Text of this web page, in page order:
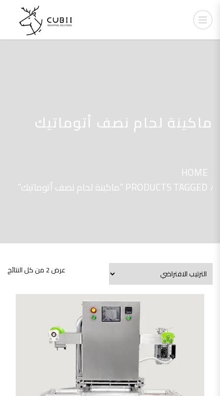
ماكينة لحام نصف أتوماتيك
HOME
PRODUCTS TAGGED “ماكينة لحام نصف أتوماتيك”
عرض ⁦2⁩ من كل النتائج